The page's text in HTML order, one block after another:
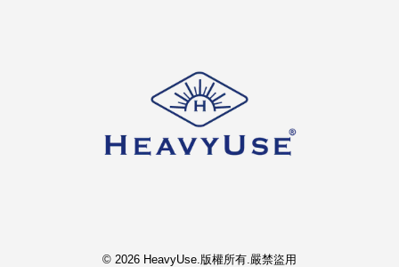
© 2026 HeavyUse.版權所有.嚴禁盜用